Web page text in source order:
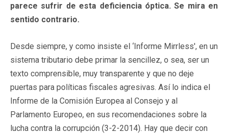
parece sufrir de esta deficiencia óptica. Se mira en
sentido contrario.
Desde siempre, y como insiste el ‘Informe Mirrless', en un
sistema tributario debe primar la sencillez, o sea, ser un
texto comprensible, muy transparente y que no deje
puertas para políticas fiscales agresivas. Así lo indica el
Informe de la Comisión Europea al Consejo y al
Parlamento Europeo, en sus recomendaciones sobre la
lucha contra la corrupción (3-2-2014). Hay que decir con